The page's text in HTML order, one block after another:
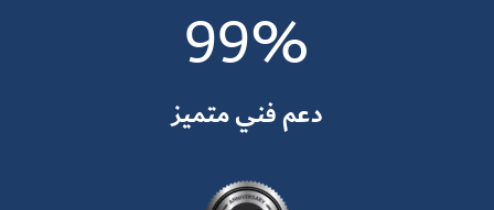
99%
دعم فني متميز